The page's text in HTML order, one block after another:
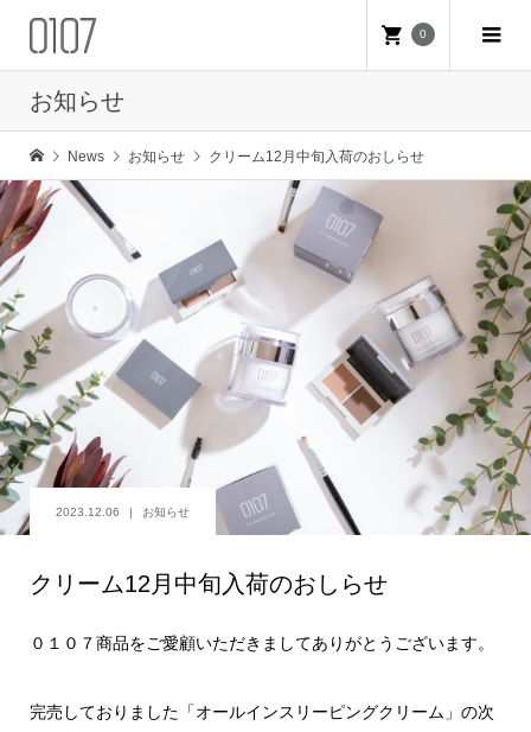
0
お知らせ
News お知らせ クリーム12月中旬入荷のおしらせ
2023.12.06 お知らせ
クリーム12月中旬入荷のおしらせ
０１０７商品をご愛顧いただきましてありがとうございます。
完売しておりました「オールインスリーピングクリーム」の次